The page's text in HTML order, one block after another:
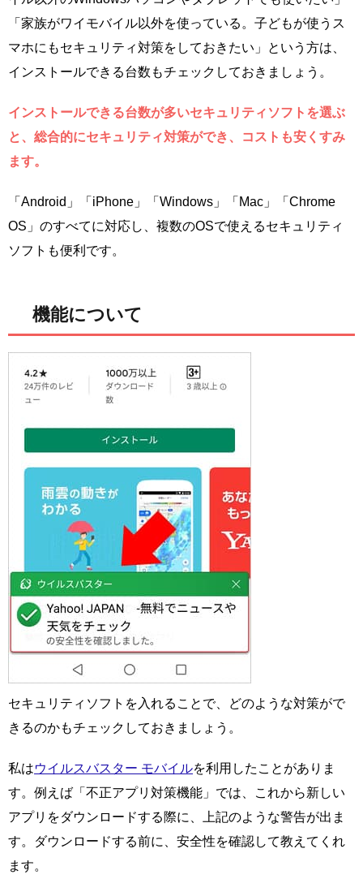
「家族がワイモバイル以外を使っている。子どもが使うス
マホにもセキュリティ対策をしておきたい」という方は、
インストールできる台数もチェックしておきましょう。
インストールできる台数が多いセキュリティソフトを選ぶ
と、総合的にセキュリティ対策ができ、コストも安くすみ
ます。
「Android」「iPhone」「Windows」「Mac」「Chrome
OS」のすべてに対応し、複数のOSで使えるセキュリティ
ソフトも便利です。
機能について
セキュリティソフトを入れることで、どのような対策がで
きるのかもチェックしておきましょう。
私はウイルスバスター モバイルを利用したことがありま
す。例えば「不正アプリ対策機能」では、これから新しい
アプリをダウンロードする際に、上記のような警告が出ま
す。ダウンロードする前に、安全性を確認して教えてくれ
ます。